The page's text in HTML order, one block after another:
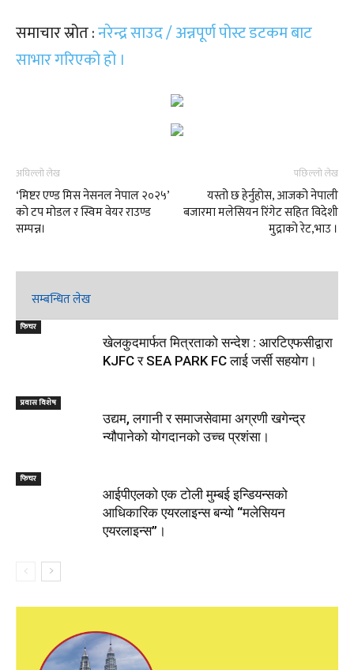
समाचार स्रोत :नरेन्द्र साउद / अन्नपूर्ण पोस्ट डटकम बाट
साभार गरिएको हो ।
अघिल्लो लेख
‘मिष्टर एण्ड मिस नेसनल नेपाल २०२५’
को टप मोडल र स्विम वेयर राउण्ड
सम्पन्न।
पछिल्लो लेख
यस्तो छ हेर्नुहोस, आजको नेपाली
बजारमा मलेसियन रिंगेट सहित विदेशी
मुद्राको रेट,भाउ ।
सम्बन्धित लेख
फिचर
खेलकुदमार्फत मित्रताको सन्देश : आरटिएफसीद्वारा
KJFC र SEA PARK FC लाई जर्सी सहयोग।
प्रवास विशेष
उद्यम, लगानी र समाजसेवामा अग्रणी खगेन्द्र
न्यौपानेको योगदानको उच्च प्रशंसा।
फिचर
आईपीएलको एक टोली मुम्बई इन्डियन्सको
आधिकारिक एयरलाइन्स बन्यो “मलेसियन
एयरलाइन्स”।